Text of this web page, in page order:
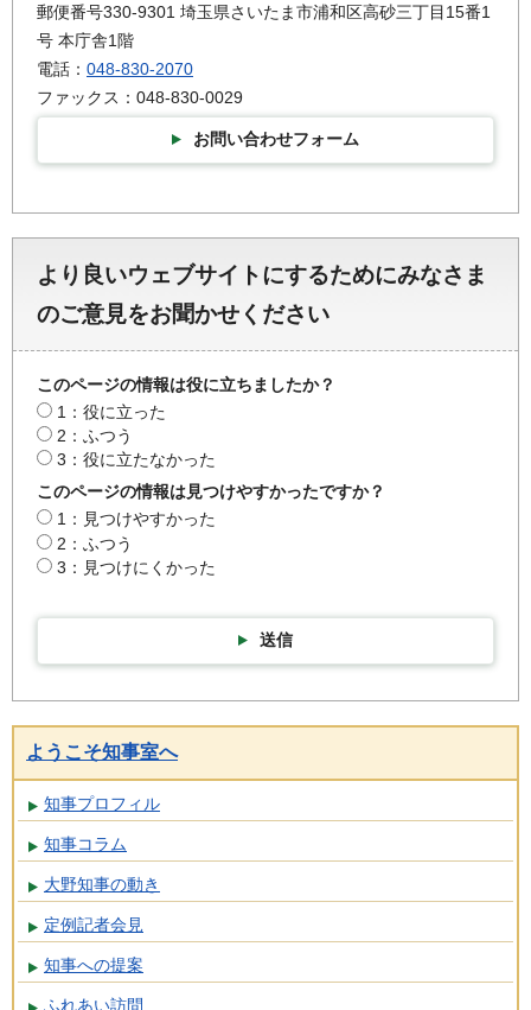
郵便番号330-9301 埼玉県さいたま市浦和区高砂三丁目15番1
号 本庁舎1階
電話： 048-830-2070
ファックス：048-830-0029
お問い合わせフォーム
より良いウェブサイトにするためにみなさま
のご意見をお聞かせください
このページの情報は役に立ちましたか？
1：役に立った
2：ふつう
3：役に立たなかった
このページの情報は見つけやすかったですか？
1：見つけやすかった
2：ふつう
3：見つけにくかった
送信
ようこそ知事室へ
知事プロフィル
知事コラム
大野知事の動き
定例記者会見
知事への提案
ふれあい訪問